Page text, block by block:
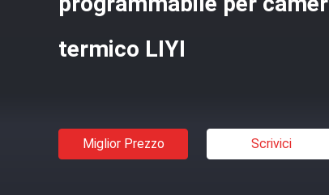
termico LIYI
Miglior Prezzo Scrivici